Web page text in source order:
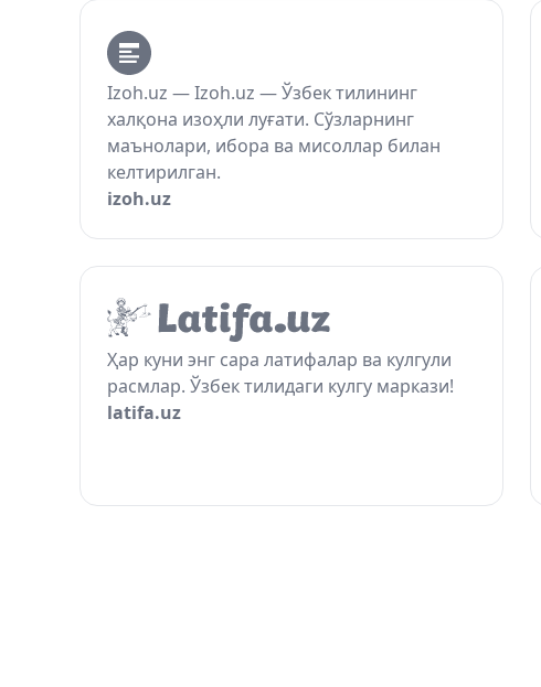
Izoh.uz — Izoh.uz — Ўзбек тилининг
халқона изоҳли луғати. Сўзларнинг
маънолари, ибора ва мисоллар билан
келтирилган.
izoh.uz
Ҳар куни энг сара латифалар ва кулгули
расмлар. Ўзбек тилидаги кулгу маркази!
latifa.uz